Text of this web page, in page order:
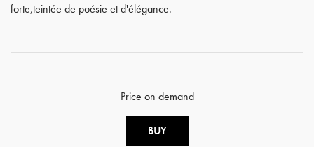
forte,teintée de poésie et d'élégance.
Price on demand
BUY